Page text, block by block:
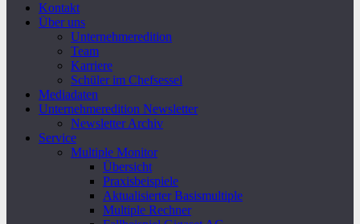
Kontakt
Über uns
Unternehmeredition
Team
Karriere
Schüler im Chefsessel
Mediadaten
Unternehmeredition Newsletter
Newsletter Archiv
Service
Multiple Monitor
Übersicht
Praxisbeispiele
Aktualisierter Basismultiple
Multiple Rechner